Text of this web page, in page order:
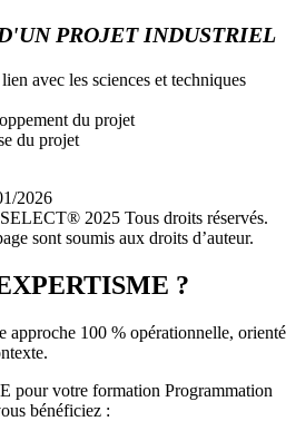
PROJET INDUSTRIEL
avec les sciences et techniques
du projet
du projet
2026
2025 Tous droits réservés.
sont soumis aux droits d’auteur.
?
100 % opérationnelle,
pour votre formation Programmation
bénéficiez :